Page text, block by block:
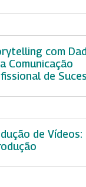
com
Comunicação
de
de Vídeos: